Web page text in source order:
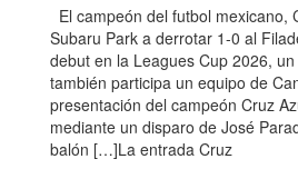
El campeón del futbol mexicano,
Subaru Park a derrotar 1-0 al
debut en la Leagues Cup 2026,
también participa un equipo de
presentación del campeón Cruz
mediante un disparo de José
balón […]La entrada Cruz